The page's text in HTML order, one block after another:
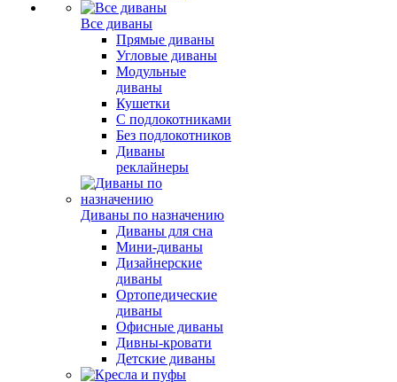
Все диваны
Прямые диваны
Угловые диваны
Модульные
диваны
Кушетки
С подлокотниками
Без подлокотников
Диваны
реклайнеры
Диваны по назначению
Диваны для сна
Мини-диваны
Дизайнерские
диваны
Ортопедические
диваны
Офисные диваны
Дивны-кровати
Детские диваны